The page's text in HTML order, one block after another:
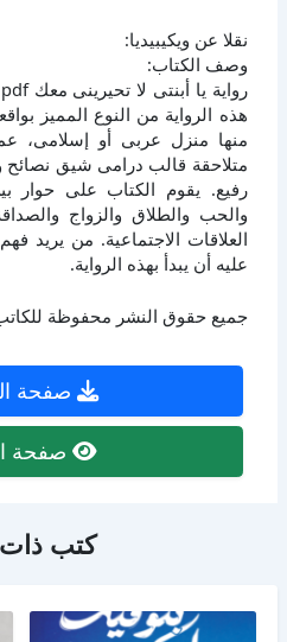
نقلا عن ويكيبيديا:
وصف الكتاب:
هذه الرواية من النوع المميز
منها منزل عربى أو إسلامى،
متلاحقة قالب درامى شيق نصائح
رفيع. يقوم الكتاب على حوار
والحب والطلاق والزواج
العلاقات الاجتماعية. من يريد
عليه أن يبدأ بهذه الرواية.
جميع حقوق النشر محفوظة
صفحة
صفحة
كتب